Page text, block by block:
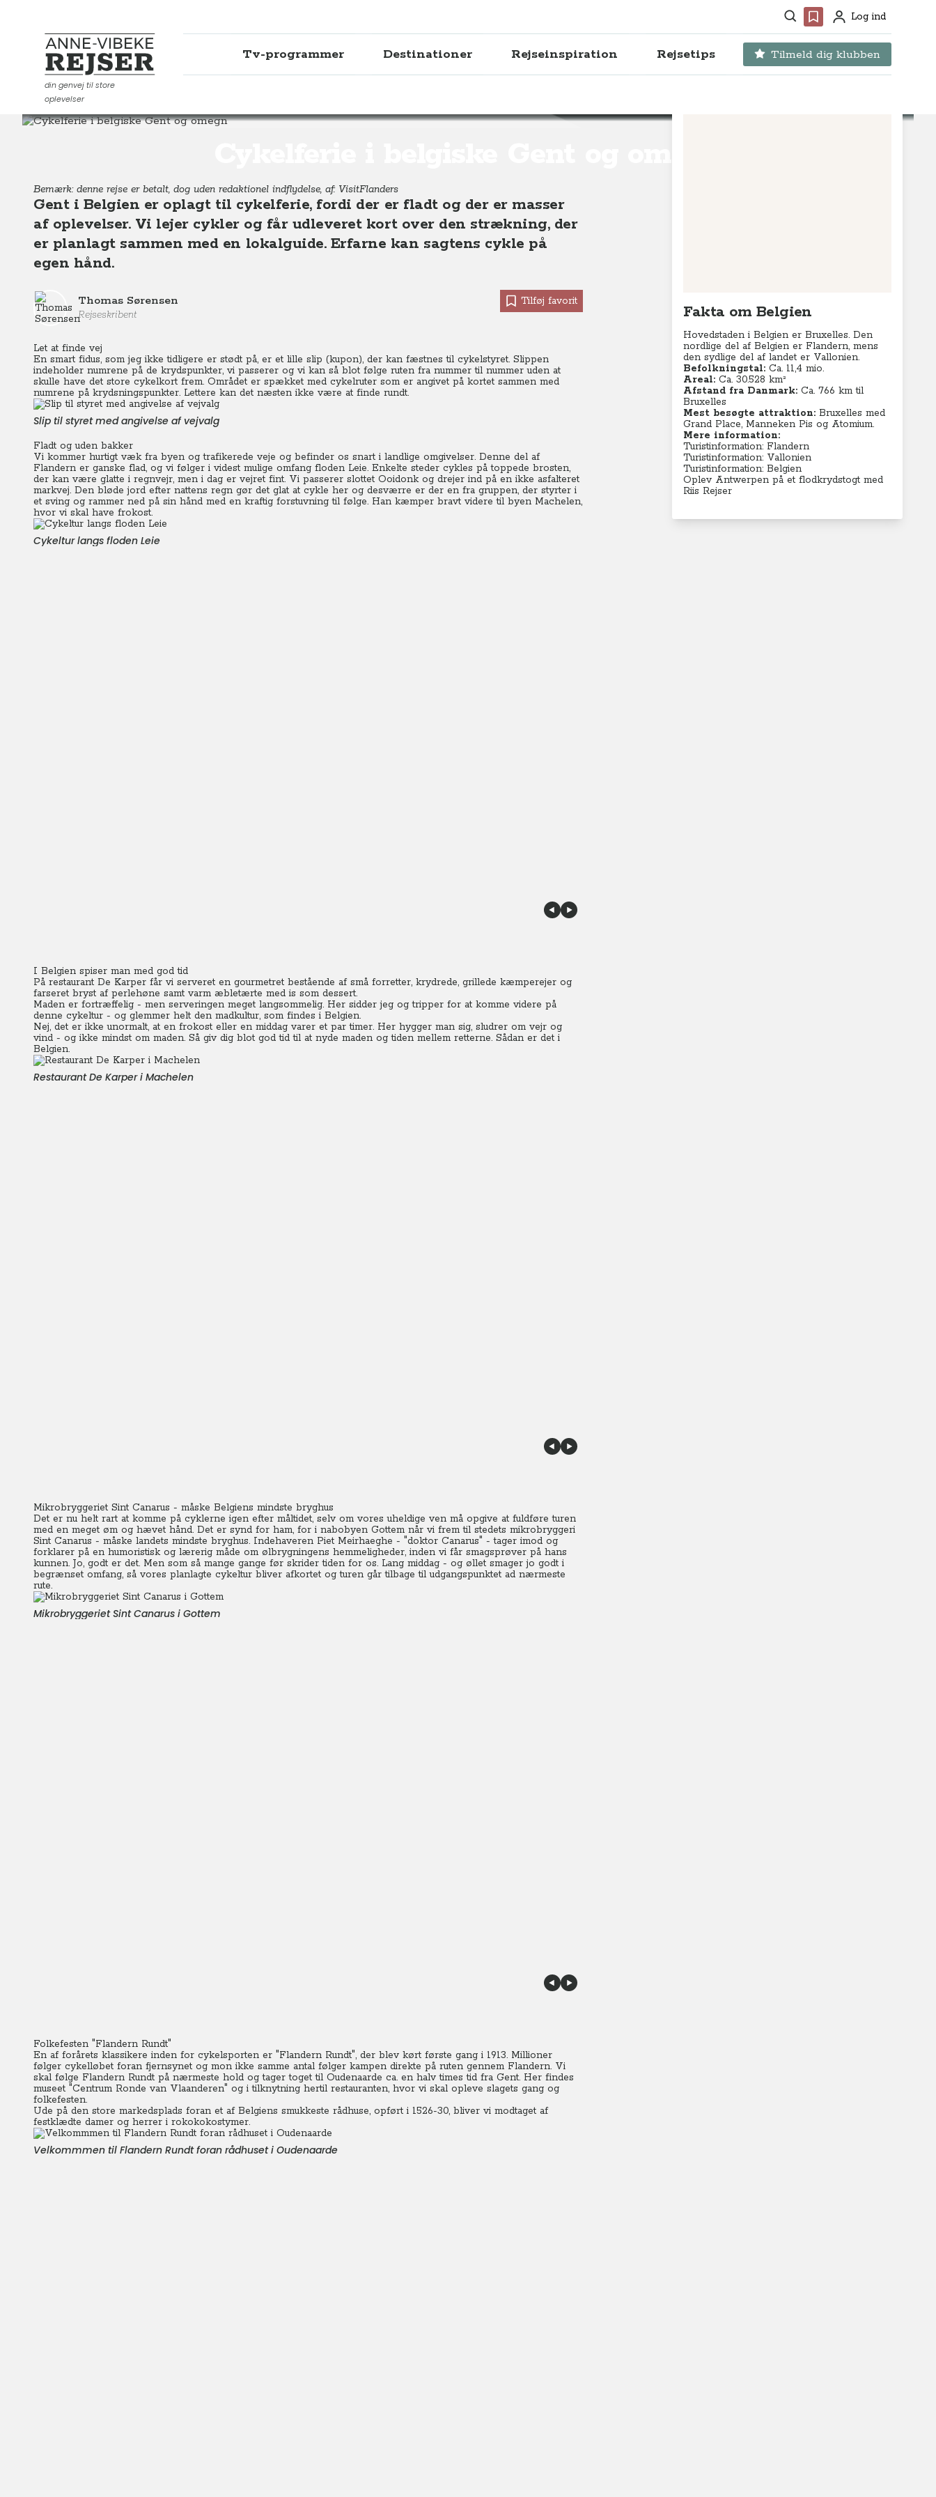
Søg Favoritter
ProfilLog ind
Anne-Vibeke Rejser
din genvej til store
oplevelser
Tv-programmer Destinationer Rejseinspiration Rejsetips Tilmeld dig klubben
Destinationer
Bemærk: denne rejse er betalt, dog uden redaktionel indflydelse, af: VisitFlanders
Gent i Belgien er oplagt til cykelferie, fordi der er fladt og der er masser
af oplevelser. Vi lejer cykler og får udleveret kort over den strækning, der
er planlagt sammen med en lokalguide. Erfarne kan sagtens cykle på
egen hånd.
Thomas Sørensen
Rejseskribent
Tilføj favorit
Let at finde vej
En smart fidus, som jeg ikke tidligere er stødt på, er et lille slip (kupon), der kan fæstnes til cykelstyret. Slippen
indeholder numrene på de krydspunkter, vi passerer og vi kan så blot følge ruten fra nummer til nummer uden at
skulle have det store cykelkort frem. Området er spækket med cykelruter som er angivet på kortet sammen med
numrene på krydsningspunkter. Lettere kan det næsten ikke være at finde rundt.
Slip til styret med angivelse af vejvalg
Fladt og uden bakker
Vi kommer hurtigt væk fra byen og trafikerede veje og befinder os snart i landlige omgivelser. Denne del af
Flandern er ganske flad, og vi følger i videst mulige omfang floden Leie. Enkelte steder cykles på toppede brosten,
der kan være glatte i regnvejr, men i dag er vejret fint. Vi passerer slottet Ooidonk og drejer ind på en ikke asfalteret
markvej. Den bløde jord efter nattens regn gør det glat at cykle her og desværre er der en fra gruppen, der styrter i
et sving og rammer ned på sin hånd med en kraftig forstuvning til følge. Han kæmper bravt videre til byen Machelen,
hvor vi skal have frokost.
Cykeltur langs floden Leie
I Belgien spiser man med god tid
På restaurant De Karper får vi serveret en gourmetret bestående af små forretter, krydrede, grillede kæmperejer og
farseret bryst af perlehøne samt varm æbletærte med is som dessert.
Maden er fortræffelig - men serveringen meget langsommelig. Her sidder jeg og tripper for at komme videre på
denne cykeltur - og glemmer helt den madkultur, som findes i Belgien.
Nej, det er ikke unormalt, at en frokost eller en middag varer et par timer. Her hygger man sig, sludrer om vejr og
vind - og ikke mindst om maden. Så giv dig blot god tid til at nyde maden og tiden mellem retterne. Sådan er det i
Belgien.
Restaurant De Karper i Machelen
Mikrobryggeriet Sint Canarus - måske Belgiens mindste bryghus
Det er nu helt rart at komme på cyklerne igen efter måltidet, selv om vores uheldige ven må opgive at fuldføre turen
med en meget øm og hævet hånd. Det er synd for ham, for i nabobyen Gottem når vi frem til stedets mikrobryggeri
Sint Canarus - måske landets mindste bryghus. Indehaveren Piet Meirhaeghe - "doktor Canarus" - tager imod og
forklarer på en humoristisk og lærerig måde om ølbrygningens hemmeligheder, inden vi får smagsprøver på hans
kunnen. Jo, godt er det. Men som så mange gange før skrider tiden for os. Lang middag - og øllet smager jo godt i
begrænset omfang, så vores planlagte cykeltur bliver afkortet og turen går tilbage til udgangspunktet ad nærmeste
rute.
Mikrobryggeriet Sint Canarus i Gottem
Folkefesten "Flandern Rundt"
En af forårets klassikere inden for cykelsporten er "Flandern Rundt", der blev kørt første gang i 1913. Millioner
følger cykelløbet foran fjernsynet og mon ikke samme antal følger kampen direkte på ruten gennem Flandern. Vi
skal følge Flandern Rundt på nærmeste hold og tager toget til Oudenaarde ca. en halv times tid fra Gent. Her findes
museet "Centrum Ronde van Vlaanderen" og i tilknytning hertil restauranten, hvor vi skal opleve slagets gang og
folkefesten.
Ude på den store markedsplads foran et af Belgiens smukkeste rådhuse, opført i 1526-30, bliver vi modtaget af
festklædte damer og herrer i rokokokostymer.
Velkommmen til Flandern Rundt foran rådhuset i Oudenaarde
Fakta om Belgien
Hovedstaden i Belgien er Bruxelles. Den
nordlige del af Belgien er Flandern, mens
den sydlige del af landet er Vallonien.
Befolkningstal: Ca. 11,4 mio.
Areal: Ca. 30.528 km²
Afstand fra Danmark: Ca. 766 km til
Bruxelles
Mest besøgte attraktion: Bruxelles med
Grand Place, Manneken Pis og Atomium.
Mere information:
Turistinformation: Flandern
Turistinformation: Vallonien
Turistinformation: Belgien
Oplev Antwerpen på et flodkrydstogt med
Riis Rejser